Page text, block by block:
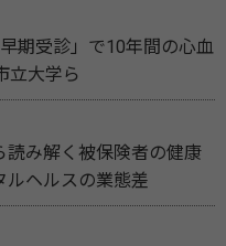
期受診」で10年間の心血
立大学ら
読み解く被保険者の健康
ヘルスの業態差